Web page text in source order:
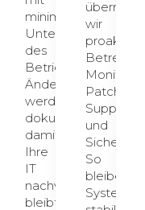
minimaler
Unterbrechung
des
Betriebs.
Änderungen
werden
dokumentiert,
damit
Ihre
IT
nachvollziehbar
bleibt.
wir
proaktive
Support
und
So
bleiben
Systeme